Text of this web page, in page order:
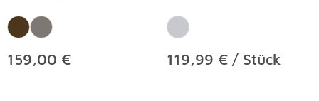
159,00 € 119,99 € / Stück